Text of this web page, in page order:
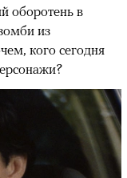
оборотень в
из
кого сегодня